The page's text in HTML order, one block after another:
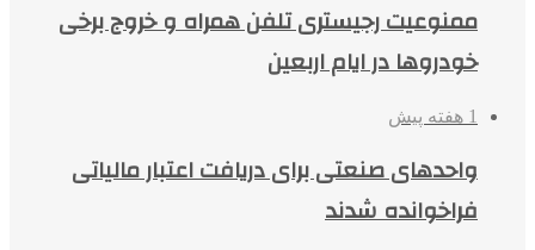
ممنوعیت رجیستری تلفن همراه و خروج برخی
خودروها در ایام اربعین
1 هفته پیش
واحدهای صنعتی برای دریافت اعتبار مالیاتی
فراخوانده شدند